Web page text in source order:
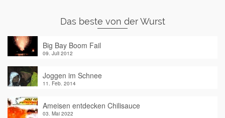
Das beste von der Wurst
Big Bay Boom Fail
09. Juli 2012
Joggen im Schnee
11. Feb. 2014
Ameisen entdecken Chilisauce
03. Mai 2022